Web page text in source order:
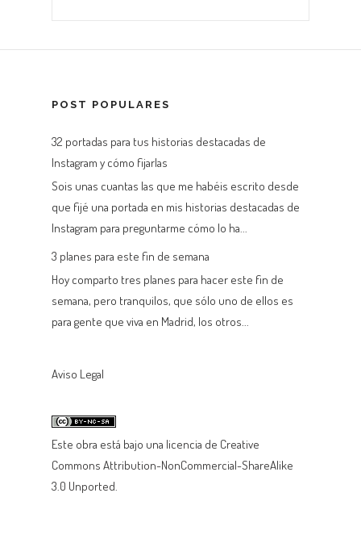
POST POPULARES
32 portadas para tus historias destacadas de
Instagram y cómo fijarlas
Sois unas cuantas las que me habéis escrito desde
que fijé una portada en mis historias destacadas de
Instagram para preguntarme cómo lo ha...
3 planes para este fin de semana
Hoy comparto tres planes para hacer este fin de
semana, pero tranquilos, que sólo uno de ellos es
para gente que viva en Madrid, los otros...
Aviso Legal
Este obra está bajo una licencia de Creative
Commons Attribution-NonCommercial-ShareAlike
3.0 Unported.